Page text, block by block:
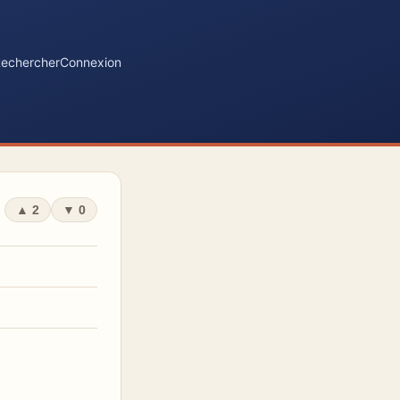
Connexion
▲ 2 ▼ 0